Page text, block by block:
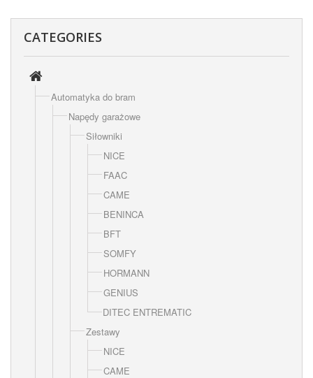
CATEGORIES
Automatyka do bram
Napędy garażowe
Siłowniki
NICE
FAAC
CAME
BENINCA
BFT
SOMFY
HORMANN
GENIUS
DITEC ENTREMATIC
Zestawy
NICE
CAME